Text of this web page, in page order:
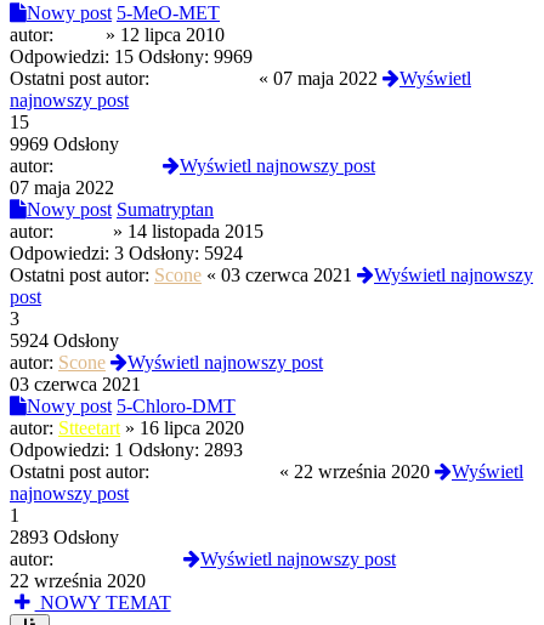
Nowy post 5-MeO-MET
autor:
» 12 lipca 2010
Odpowiedzi: 15 Odsłony: 9969
Ostatni post autor:
« 07 maja 2022
Wyświetl
najnowszy post
15
9969 Odsłony
autor:
Wyświetl najnowszy post
07 maja 2022
Nowy post Sumatryptan
autor:
» 14 listopada 2015
Odpowiedzi: 3 Odsłony: 5924
Ostatni post autor: Scone « 03 czerwca 2021
Wyświetl najnowszy
post
3
5924 Odsłony
autor: Scone
Wyświetl najnowszy post
03 czerwca 2021
Nowy post 5-Chloro-DMT
autor: Stteetart » 16 lipca 2020
Odpowiedzi: 1 Odsłony: 2893
Ostatni post autor:
« 22 września 2020
Wyświetl
najnowszy post
1
2893 Odsłony
autor:
Wyświetl najnowszy post
22 września 2020
NOWY TEMAT